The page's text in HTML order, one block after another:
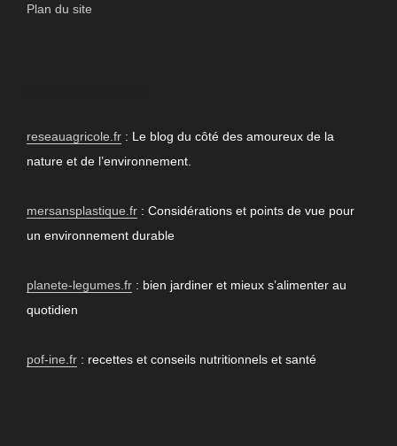
Plan du site
reseauagricole.fr : Le blog du côté des amoureux de la
nature et de l’environnement.
mersansplastique.fr : Considérations et points de vue pour
un environnement durable
planete-legumes.fr : bien jardiner et mieux s’alimenter au
quotidien
pof-ine.fr : recettes et conseils nutritionnels et santé